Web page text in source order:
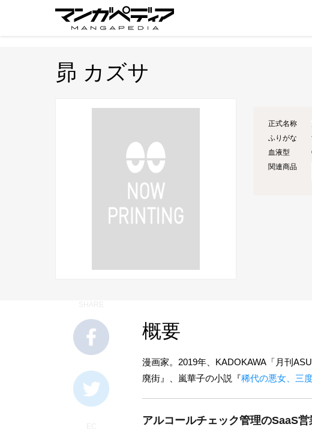
昴 カズサ
正式名称
ふりがな
血液型
関連商品
概要
漫画家。2019年、KADOKAWA「月刊
廃街』、嵐華子の小説『稀代の悪女、三
アルコールチェック管理のSaaS